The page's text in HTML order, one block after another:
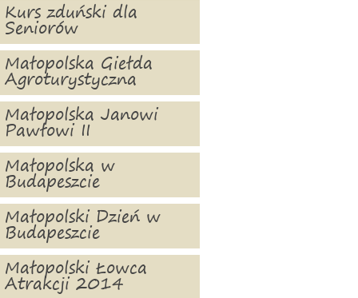
Kurs zduński dla
Seniorów
Małopolska Giełda
Agroturystyczna
Małopolska Janowi
Pawłowi II
Małopolska w
Budapeszcie
Małopolski Dzień w
Budapeszcie
Małopolski Łowca
Atrakcji 2014